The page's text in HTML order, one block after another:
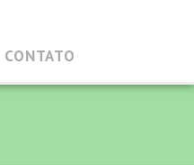
CONTATO